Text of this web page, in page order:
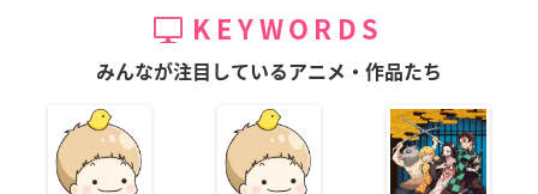
KEYWORDS
みんなが注目しているアニメ・作品たち